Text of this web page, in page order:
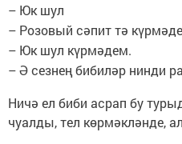
– Юк шул
– Розовый сәпит тә
– Юк шул күрмәдем.
– Ә сезнең бибиләр нинди
Ничә ел биби асрап бу
чуалды, тел көрмәкләнде,